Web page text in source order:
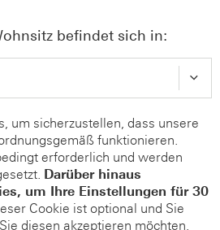
befindet sich in:
um sicherzustellen, dass unsere
funktionieren.
erforderlich und werden
Darüber hinaus
um Ihre Einstellungen für 30
Cookie ist optional und Sie
diesen akzeptieren möchten.